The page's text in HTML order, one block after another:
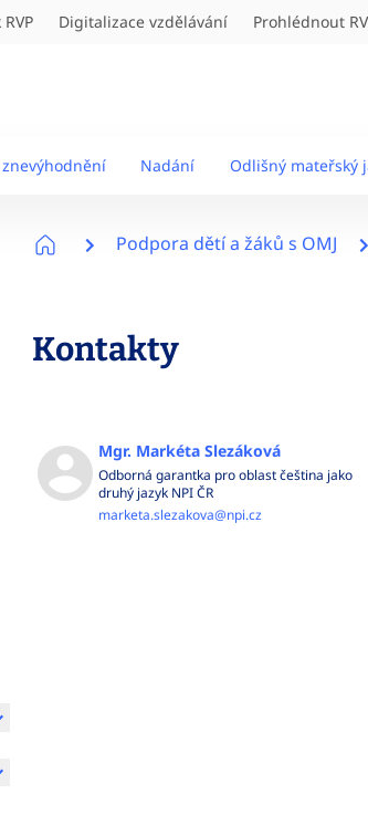
Digitalizace vzdělávání Prohlédnout
Nadání Odlišný mateřský
Podpora dětí a žáků s OMJ
Kontakty
Mgr. Markéta Slezáková
Odborná garantka pro oblast čeština jako
druhý jazyk NPI ČR
marketa.slezakova@npi.cz